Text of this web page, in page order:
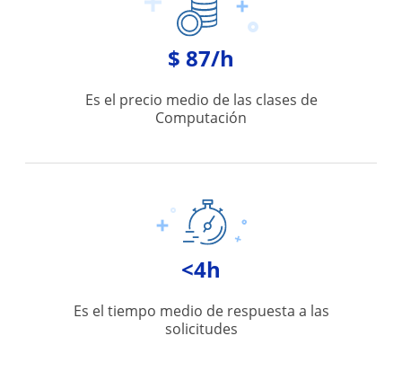
$ 87/h
Es el precio medio de las clases de
Computación
<4h
Es el tiempo medio de respuesta a las
solicitudes